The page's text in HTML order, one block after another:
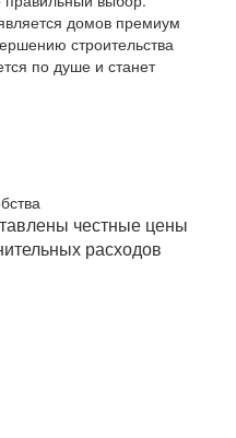
домов премиум
строительства
по душе и станет
честные цены
расходов